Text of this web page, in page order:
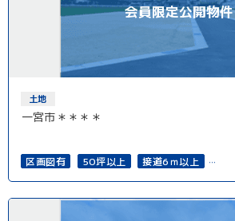
会員限定公開物件
土地
一宮市＊＊＊＊
区画図有 50坪以上
接道6ｍ以上